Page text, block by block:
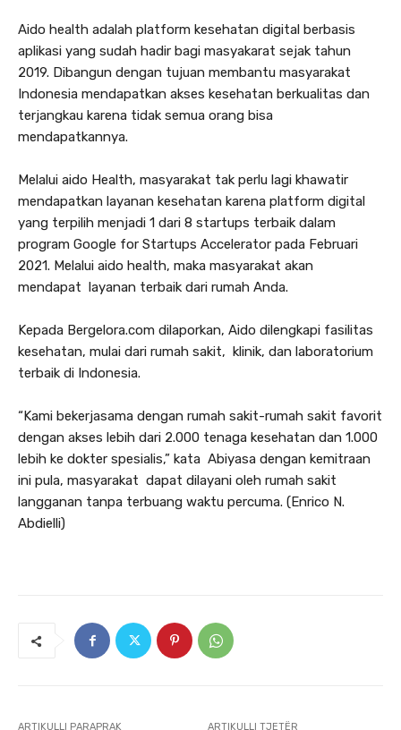
Aido health adalah platform kesehatan digital berbasis
aplikasi yang sudah hadir bagi masyakarat sejak tahun
2019. Dibangun dengan tujuan membantu masyarakat
Indonesia mendapatkan akses kesehatan berkualitas dan
terjangkau karena tidak semua orang bisa
mendapatkannya.
Melalui aido Health, masyarakat tak perlu lagi khawatir
mendapatkan layanan kesehatan karena platform digital
yang terpilih menjadi 1 dari 8 startups terbaik dalam
program Google for Startups Accelerator pada Februari
2021. Melalui aido health, maka masyarakat akan
mendapat layanan terbaik dari rumah Anda.
Kepada Bergelora.com dilaporkan, Aido dilengkapi fasilitas
kesehatan, mulai dari rumah sakit, klinik, dan laboratorium
terbaik di Indonesia.
“Kami bekerjasama dengan rumah sakit-rumah sakit favorit
dengan akses lebih dari 2.000 tenaga kesehatan dan 1.000
lebih ke dokter spesialis,” kata Abiyasa dengan kemitraan
ini pula, masyarakat dapat dilayani oleh rumah sakit
langganan tanpa terbuang waktu percuma. (Enrico N.
Abdielli)
ARTIKULLI PARAPRAK ARTIKULLI TJETËR